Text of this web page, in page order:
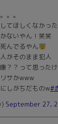
。。
てほしくなかった
ないやん！笑笑
んでるやん
がそのまま犯人
？？って思った
サかwww
しがちだものw#
September 27,